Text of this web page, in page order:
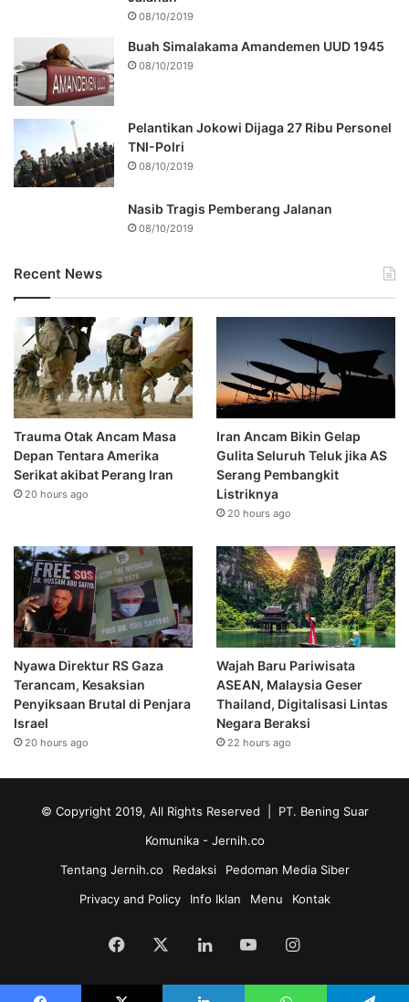
08/10/2019
Buah Simalakama Amandemen UUD 1945
08/10/2019
Pelantikan Jokowi Dijaga 27 Ribu Personel
TNI-Polri
08/10/2019
Nasib Tragis Pemberang Jalanan
08/10/2019
Recent News
Trauma Otak Ancam Masa
Depan Tentara Amerika
Serikat akibat Perang Iran
20 hours ago
Iran Ancam Bikin Gelap
Gulita Seluruh Teluk jika AS
Serang Pembangkit
Listriknya
20 hours ago
Nyawa Direktur RS Gaza
Terancam, Kesaksian
Penyiksaan Brutal di Penjara
Israel
20 hours ago
Wajah Baru Pariwisata
ASEAN, Malaysia Geser
Thailand, Digitalisasi Lintas
Negara Beraksi
22 hours ago
© Copyright 2019, All Rights Reserved | PT. Bening Suar
Komunika - Jernih.co
Tentang Jernih.co
Redaksi
Pedoman Media Siber
Privacy and Policy
Info Iklan Menu Kontak
Facebook LinkedInYouTubeInstagram